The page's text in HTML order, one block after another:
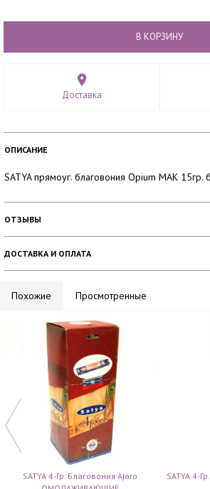
В КОРЗИНУ
Доставка
ОПИСАНИЕ
SATYA прямоуг. благовония Opium МАК 15гр.
ОТЗЫВЫ
ДОСТАВКА И ОПЛАТА
Похожие Просмотренные
SATYA 4-Гр. Благовония Ajaro
SATYA 4-